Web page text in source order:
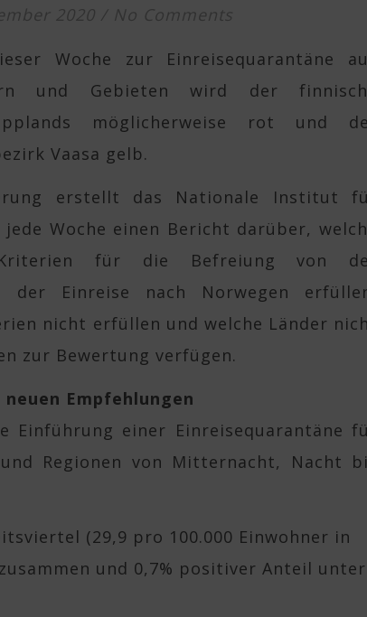
2020 / No Comments
Woche zur Einreisequarantäne
und Gebieten wird der
möglicherweise rot und
Vaasa gelb.
erstellt das Nationale Institut
Woche einen Bericht darüber,
für die Befreiung von
der Einreise nach Norwegen
nicht erfüllen und welche Länder
zur Bewertung verfügen.
Empfehlungen
Einführung einer Einreisequarantäne
Regionen von Mitternacht, Nacht
(29,9 pro 100.000 Einwohner in
und 0,7% positiver Anteil unter